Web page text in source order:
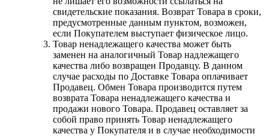
свидетельские показания. Возврат Товара в сроки,
предусмотренные данным пунктом, возможен,
если Покупателем выступает физическое лицо.
Товар ненадлежащего качества может быть
заменен на аналогичный Товар надлежащего
качества либо возвращен Продавцу. В данном
случае расходы по Доставке Товара оплачивает
Продавец. Обмен Товара производится путем
возврата Товара ненадлежащего качества и
продажи нового Товара. Продавец оставляет за
собой право принять Товар ненадлежащего
качества у Покупателя и в случае необходимости